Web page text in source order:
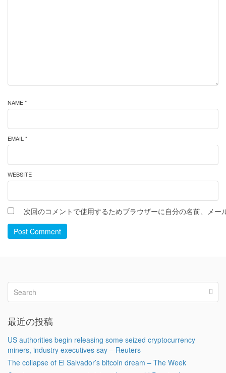
NAME *
EMAIL *
WEBSITE
次回のコメントで使用するためブラウザーに自分の名前、メー
Post Comment
最近の投稿
US authorities begin releasing some seized cryptocurrency
miners, industry executives say – Reuters
The collapse of El Salvador’s bitcoin dream – The Week